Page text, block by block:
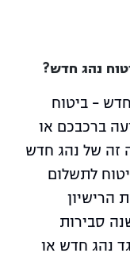
נהג חדש?
– ביטוח
ברכבכם או
זה של נהג חדש
לתשלום
הרישיון
סבירות
נהג חדש או